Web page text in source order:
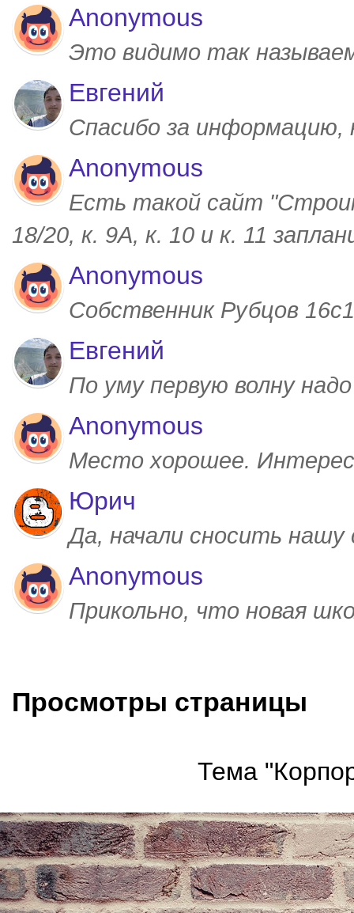
Anonymous
Это видимо так
Евгений
Спасибо за
Anonymous
Есть такой сайт
18/20, к. 9А, к. 10 и к. 11
Anonymous
Собственник Рубцов
Евгений
По уму первую волну
Anonymous
Место хорошее.
Юрич
Да, начали сносить
Anonymous
Прикольно, что новая
Просмотры страницы
Тема